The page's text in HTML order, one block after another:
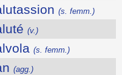
(s. femm.)
(v.)
(s. femm.)
(agg.)